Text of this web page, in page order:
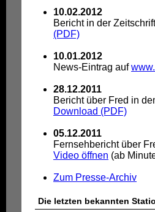
10.02.2012
Bericht in der
(PDF)
10.01.2012
News-Eintrag auf
28.12.2011
Bericht über Fred in
Download (PDF)
05.12.2011
Fernsehbericht über
Video öffnen (ab
Zum Presse-Archiv
Die letzten bekannten